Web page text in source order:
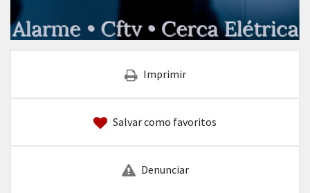
Imprimir
Salvar como favoritos
Denunciar